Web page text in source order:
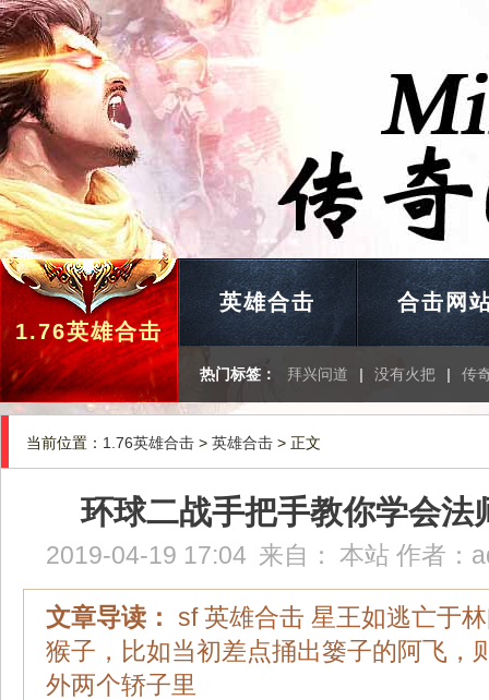
1.76英雄合击
英雄合击 合击网
热门标签： 拜兴问道 | 没有火把 | 传
当前位置： 1.76英雄合击 > 英雄合击 > 正文
环球二战手把手教你学会法
2019-04-19 17:04 来自： 本站 作者：
文章导读： sf 英雄合击 星王如逃亡于
猴子，比如当初差点捅出篓子的阿飞，
外两个轿子里